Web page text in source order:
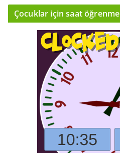
Çocuklar için saat öğrenme